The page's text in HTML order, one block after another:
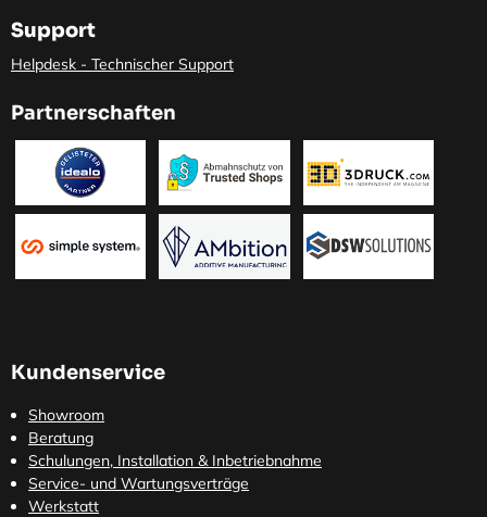
Support
Helpdesk - Technischer Support
Partnerschaften
Kundenservice
Showroom
Beratung
Schulungen, Installation & Inbetriebnahme
Service- und Wartungsverträge
Werkstatt